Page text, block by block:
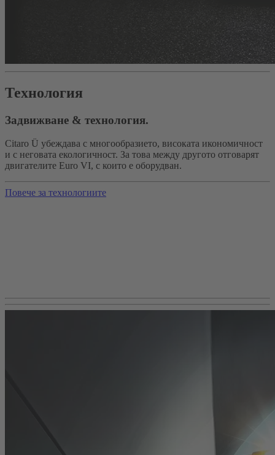
Технология
Задвижване & технология.
Citaro Ü убеждава с многообразието, високата икономичност
и с неговата екологичност. За това между другото отговарят
двигателите Euro VI, с които е оборудван.
Повече за технологиите